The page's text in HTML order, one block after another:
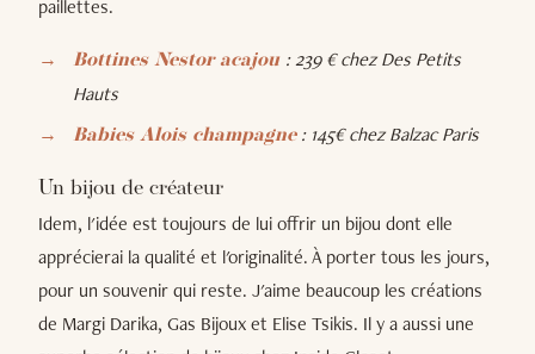
paillettes.
Bottines Nestor acajou :239 € chez Des Petits
Hauts
Babies Alois champagne: 145€ chez Balzac Paris
Un bijou de créateur
Idem, l'idée est toujours de lui offrir un bijou dont elle
apprécierai la qualité et l'originalité. À porter tous les jours,
pour un souvenir qui reste. J'aime beaucoup les créations
de Margi Darika, Gas Bijoux et Elise Tsikis. Il y a aussi une